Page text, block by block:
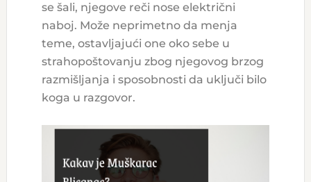
se šali, njegove reči nose električni
naboj. Može neprimetno da menja
teme, ostavljajući one oko sebe u
strahopoštovanju zbog njegovog brzog
razmišljanja i sposobnosti da uključi bilo
koga u razgovor.